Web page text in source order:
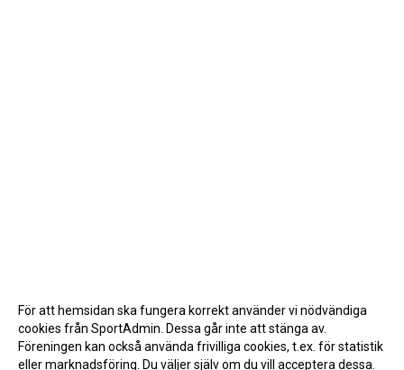
För att hemsidan ska fungera korrekt använder vi nödvändiga
cookies från SportAdmin. Dessa går inte att stänga av.
Föreningen kan också använda frivilliga cookies, t.ex. för statistik
eller marknadsföring. Du väljer själv om du vill acceptera dessa.